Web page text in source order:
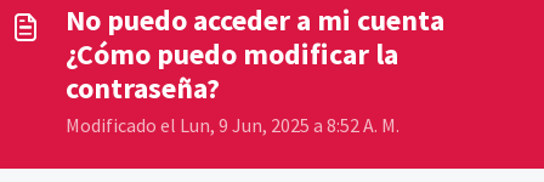
No puedo acceder a mi cuenta
¿Cómo puedo modificar la
contraseña?
Modificado el Lun, 9 Jun, 2025 a 8:52 A. M.